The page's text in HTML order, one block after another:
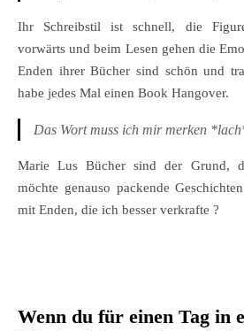
Ihr Schreibstil ist schnell, die
vorwärts und beim Lesen gehen die
Enden ihrer Bücher sind schön und
habe jedes Mal einen Book Hangover.
Das Wort muss ich mir merken
Marie Lus Bücher sind der Grund,
möchte genauso packende
mit Enden, die ich besser verkrafte ?
Wenn du für einen Tag in